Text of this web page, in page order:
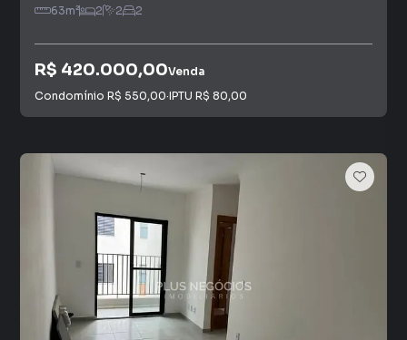
63m² 2 2 2
R$ 420.000,00Venda
Condomínio R$ 550,00·IPTU R$ 80,00